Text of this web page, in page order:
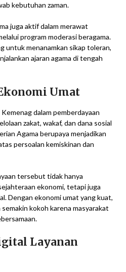
kebutuhan zaman.
juga aktif dalam merawat
program moderasi beragama.
untuk menanamkan sikap toleran,
ajaran agama di tengah
Umat
dalam pemberdayaan
zakat, wakaf, dan dana sosial
Agama berupaya menjadikan
persoalan kemiskinan dan
tersebut tidak hanya
ekonomi, tetapi juga
Dengan ekonomi umat yang kuat,
kokoh karena masyarakat
Layanan